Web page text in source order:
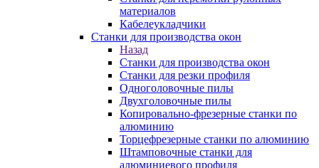
материалов
Кабелеукладчики
Станки для производства окон
Назад
Станки для производства окон
Станки для резки профиля
Одноголовочные пилы
Двухголовочные пилы
Копировально-фрезерные станки по
алюминию
Торцефрезерные станки по алюминию
Штамповочные станки для
алюминиевого профиля